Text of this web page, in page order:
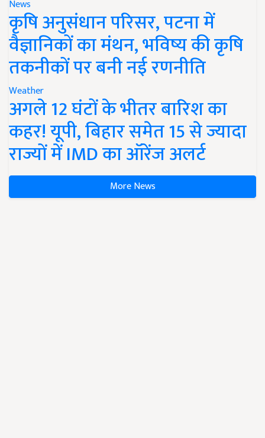
News
कृषि अनुसंधान परिसर, पटना में
वैज्ञानिकों का मंथन, भविष्य की कृषि
तकनीकों पर बनी नई रणनीति
Weather
अगले 12 घंटों के भीतर बारिश का
कहर! यूपी, बिहार समेत 15 से ज्यादा
राज्यों में IMD का ऑरेंज अलर्ट
More News